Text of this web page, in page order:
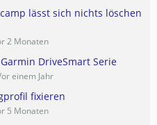
lässt sich nichts löschen
2 Monaten
DriveSmart Serie
einem Jahr
fixieren
5 Monaten